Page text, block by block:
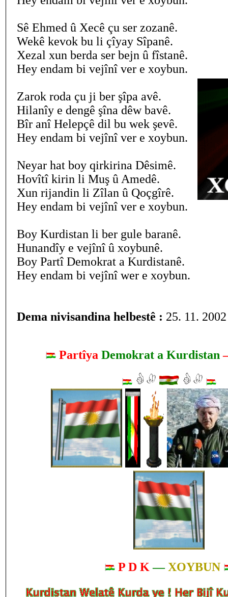
Sê Ehmed û Xecê çu ser zozanê.
Wekê kevok bu li çîyay Sîpanê.
Xezal xun berda ser bejn û fîstanê.
Hey endam bi vejînî ver e xoybun.
Zarok roda çu ji ber şîpa avê.
Hilanîy e dengê şîna dêw bavê.
Bîr anî Helepçê dil bu wek şevê.
Hey endam bi vejînî ver e xoybun.
Neyar hat boy qirkirina Dêsimê.
Hovîtî kirin li Muş û Amedê.
Xun rijandin li Zîlan û Qoçgîrê.
Hey endam bi vejînî ver e xoybun.
Boy Kurdistan li ber gule baranê.
Hunandîy e vejînî û xoybunê.
Boy Partî Demokrat a Kurdistanê.
Hey endam bi vejînî wer e xoybun.
Dema nivisandina helbestê : 25. 11. 2002
Partîya Demokrat a Kurdistan
P D K—XOYBUN